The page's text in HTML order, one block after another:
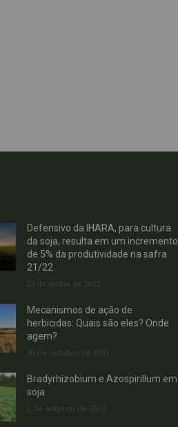
Defensivo da IHARA, para cultura
da soja, resulta em um incremento
de 5% da produtividade na safra
21/22
22 de junho de 2022
Mecanismos de ação de
herbicidas: Quais são eles? Onde
agem?
30 de outubro de 2023
Bradyrhizobium e Azospirillum em
soja
3 de outubro de 2023